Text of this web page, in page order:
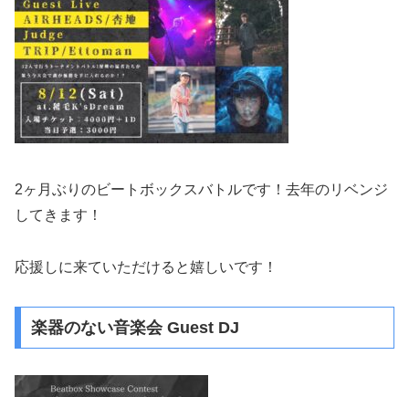
2ヶ月ぶりのビートボックスバトルです！去年のリベンジ
してきます！
応援しに来ていただけると嬉しいです！
楽器のない音楽会 Guest DJ